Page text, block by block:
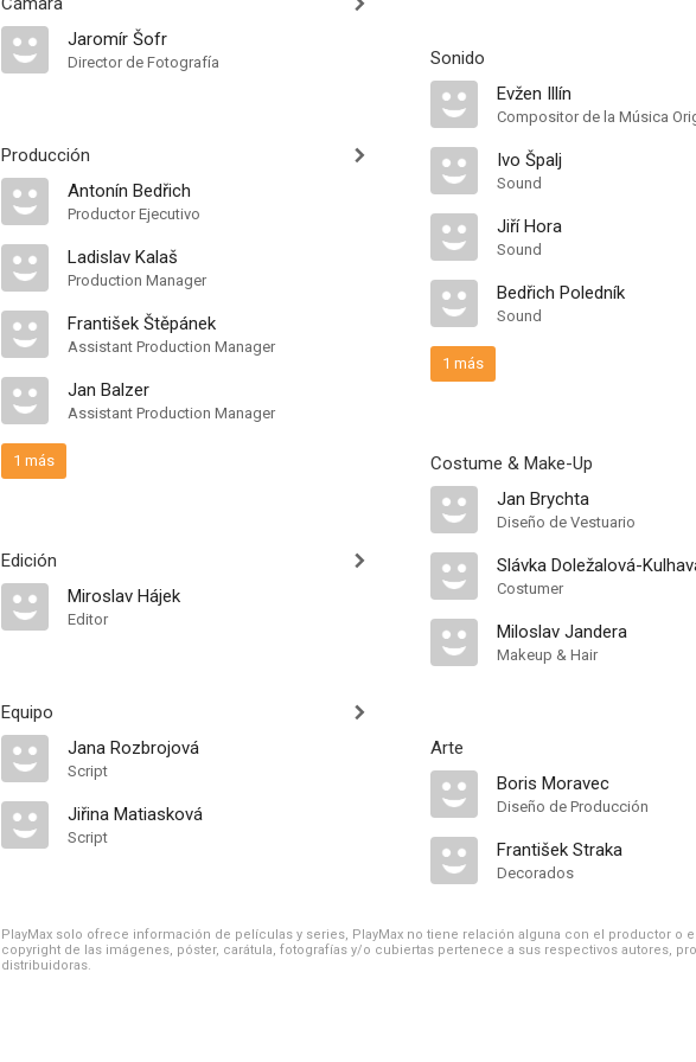
Jaromír Šofr
Director de Fotografía
Producción
Antonín Bedřich
Productor Ejecutivo
Ladislav Kalaš
Production Manager
František Štěpánek
Assistant Production Manager
Jan Balzer
Assistant Production Manager
1 más
Edición
Miroslav Hájek
Editor
Equipo
Jana Rozbrojová
Script
Jiřina Matiasková
Script
Sonido
Evžen Illín
Compositor de la Música
Ivo Špalj
Sound
Jiří Hora
Sound
Bedřich Poledník
Sound
1 más
Costume & Make-Up
Jan Brychta
Diseño de Vestuario
Slávka Doležalová-
Costumer
Miloslav Jandera
Makeup & Hair
Arte
Boris Moravec
Diseño de Producción
František Straka
Decorados
PlayMax solo ofrece información de películas y series, PlayMax no tiene relación alguna con el productor o
copyright de las imágenes, póster, carátula, fotografías y/o cubiertas pertenece a sus respectivos autores,
distribuidoras.